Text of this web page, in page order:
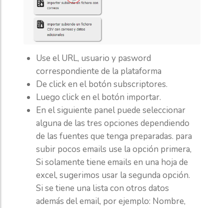
Use el URL, usuario y pasword
correspondiente de la plataforma
De click en el botón subscriptores.
Luego click en el botón importar.
En el siguiente panel puede seleccionar
alguna de las tres opciones dependiendo
de las fuentes que tenga preparadas. para
subir pocos emails use la opción primera,
Si solamente tiene emails en una hoja de
excel, sugerimos usar la segunda opción.
Si se tiene una lista con otros datos
además del email, por ejemplo: Nombre,